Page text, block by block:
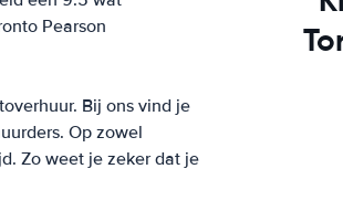
Pearson
Bij ons vind je
Op zowel
Zo weet je zeker dat je